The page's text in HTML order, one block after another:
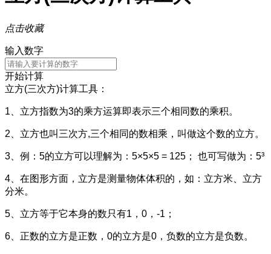
点击收藏
输入数字
开始计算
立方(三次方)计算工具：
1、立方指数为3的乘方运算即表示三个相同数的乘积。
2、立方也叫三次方,三个相同的数相乘，叫做这个数的立方。
3、例：5的立方可以理解为：5×5×5 = 125； 也可写做为：5³
4、在图形方面，立方是测量物体体积的，如：立方米、立方
分米。
5、立方等于它本身的数只有1，0，-1；
6、正数的立方是正数，0的立方是0，负数的立方是负数。